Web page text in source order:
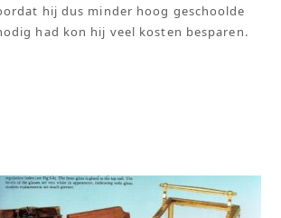
hij dus minder hoog geschoolde
had kon hij veel kosten besparen.